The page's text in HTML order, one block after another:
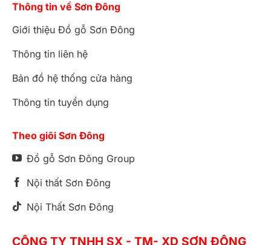
Thông tin về Sơn Đông
Giới thiệu Đồ gỗ Sơn Đông
Thông tin liên hệ
Bản đồ hệ thống cửa hàng
Thông tin tuyển dụng
Theo giõi Sơn Đông
Đồ gỗ Sơn Đông Group
Nội thất Sơn Đông
Nội Thất Sơn Đông
CÔNG TY TNHH SX - TM- XD SƠN ĐÔNG